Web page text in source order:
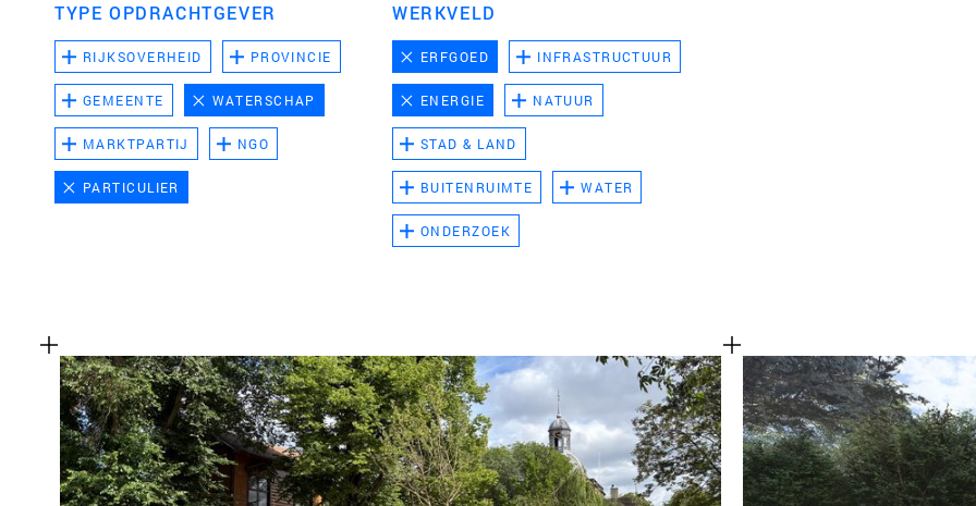
TYPE OPDRACHTGEVER
RIJKSOVERHEID PROVINCIE
GEMEENTE WATERSCHAP
MARKTPARTIJ NGO
PARTICULIER
WERKVELD
ERFGOED INFRASTRUCTUUR
ENERGIE NATUUR
STAD & LAND
BUITENRUIMTE WATER
ONDERZOEK